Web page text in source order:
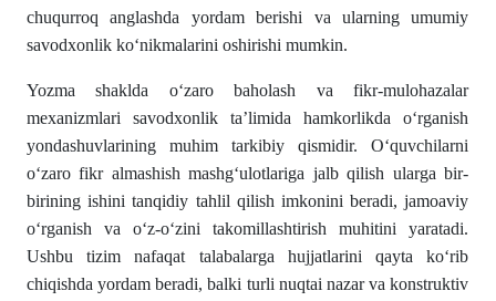
chuqurroq anglashda yordam berishi va ularning umumiy
savodxonlik koʻnikmalarini oshirishi mumkin.
Yozma shaklda oʻzaro baholash va fikr-mulohazalar
mexanizmlari savodxonlik ta’limida hamkorlikda oʻrganish
yondashuvlarining muhim tarkibiy qismidir. Oʻquvchilarni
oʻzaro fikr almashish mashgʻulotlariga jalb qilish ularga bir-
birining ishini tanqidiy tahlil qilish imkonini beradi, jamoaviy
oʻrganish va oʻz-oʻzini takomillashtirish muhitini yaratadi.
Ushbu tizim nafaqat talabalarga hujjatlarini qayta koʻrib
chiqishda yordam beradi, balki turli nuqtai nazar va konstruktiv